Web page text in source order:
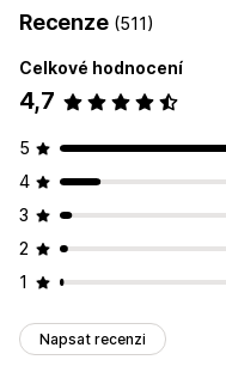
Recenze (511)
Celkové hodnocení
4,7
5
4
3
2
1
Napsat recenzi